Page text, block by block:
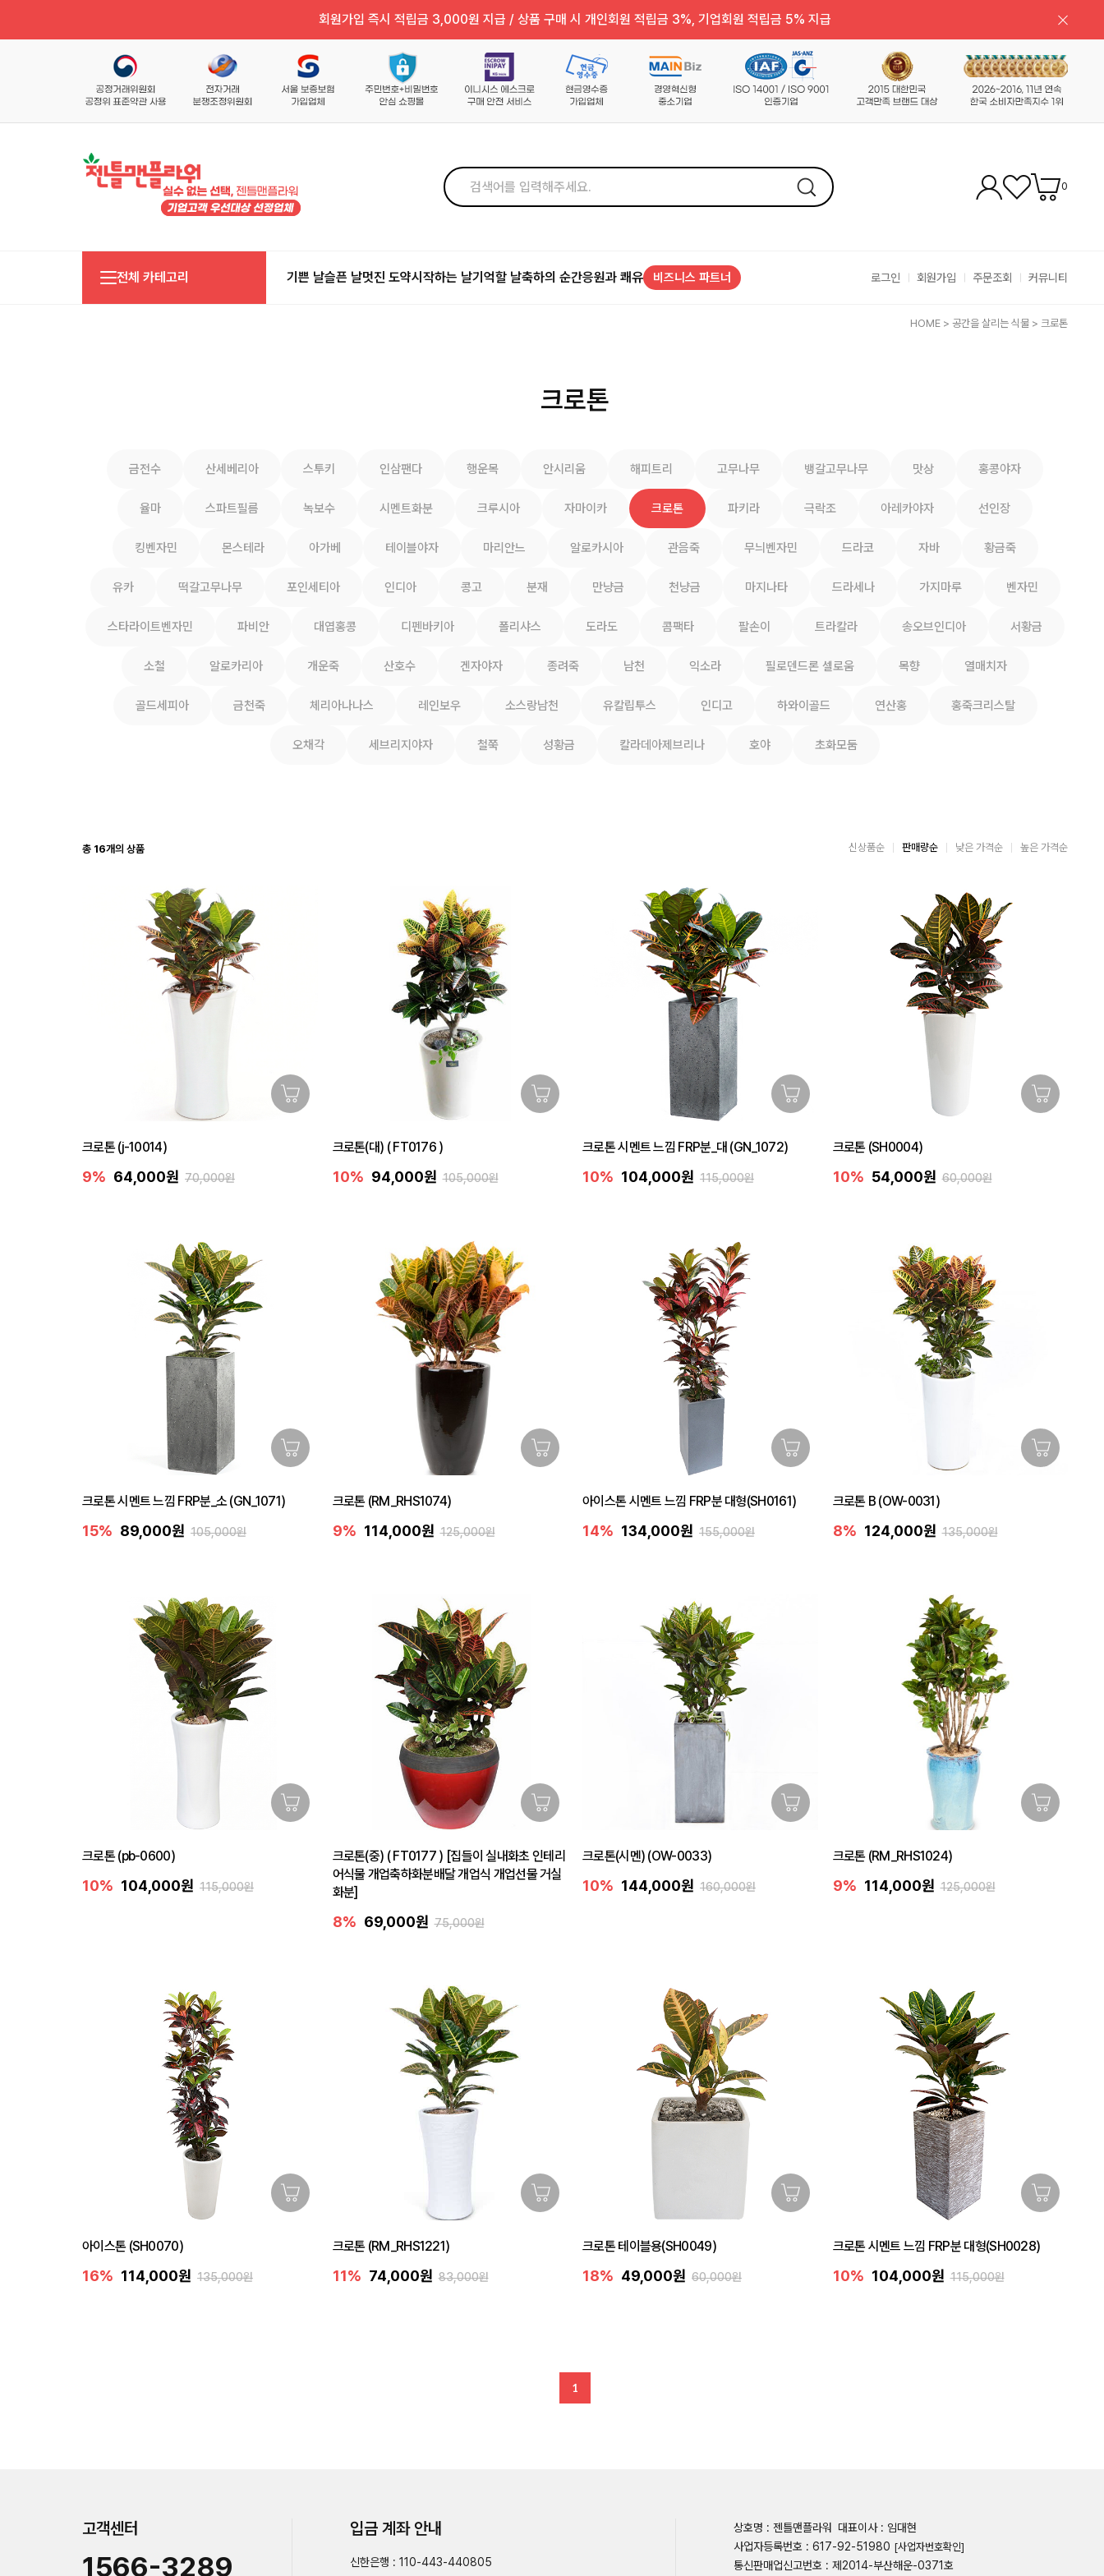
회원가입 즉시 적립금 3,000원 지급 / 상품 구매 시 개인회원 적립금 3%, 기업회원 적립금 5% 지급
0
전체 카테고리 기쁜 날슬픈 날멋진 도약시작하는 날기억할 날축하의 순간응원과 쾌유 비즈니스 파트너 로그인 회원가입 주문조회 커뮤니티
HOME > 공간을 살리는 식물 > 크로톤
크로톤
금전수 산세베리아 스투키 인삼팬다 행운목 안시리움 해피트리 고무나무 뱅갈고무나무 맛상 홍콩야자
율마 스파트필름 녹보수 시멘트화분 크루시아 자마이카 크로톤 파키라 극락조 아레카야자 선인장
킹벤자민 몬스테라 아가베 테이블야자 마리안느 알로카시아 관음죽 무늬벤자민 드라코 자바 황금죽
유카 떡갈고무나무 포인세티아 인디아 콩고 분재 만냥금 천냥금 마지나타 드라세나 가지마루 벤자민
스타라이트벤자민 파비안 대엽홍콩 디펜바키아 폴리샤스 도라도 콤팩타 팔손이 트라칼라 송오브인디아 서황금
소철 알로카리아 개운죽 산호수 겐자야자 종려죽 남천 익소라 필로덴드론 셀로움 목향 열매치자
골드세피아 금천죽 체리아나나스 레인보우 소스랑남천 유칼립투스 인디고 하와이골드 연산홍 홍죽크리스탈
오채각 세브리지야자 철쭉 성황금 칼라데아제브리나 호야 초화모둠
총 16개의 상품 신상품순 판매량순 낮은 가격순 높은 가격순
크로톤 (j-10014)
9% 64,000원 70,000원
크로톤(대) ( FT0176 )
10% 94,000원 105,000원
크로톤 시멘트 느낌 FRP분_대 (GN_1072)
10% 104,000원 115,000원
크로톤 (SH0004)
10% 54,000원 60,000원
크로톤 시멘트 느낌 FRP분_소 (GN_1071)
15% 89,000원 105,000원
크로톤 (RM_RHS1074)
9% 114,000원 125,000원
아이스톤 시멘트 느낌 FRP분 대형(SH0161)
14% 134,000원 155,000원
크로톤 B (OW-0031)
8% 124,000원 135,000원
크로톤 (pb-0600)
10% 104,000원 115,000원
크로톤(중) ( FT0177 ) [집들이 실내화초 인테리
어식물 개업축하화분배달 개업식 개업선물 거실
화분]
8% 69,000원 75,000원
크로톤(시멘) (OW-0033)
10% 144,000원 160,000원
크로톤 (RM_RHS1024)
9% 114,000원 125,000원
아이스톤 (SH0070)
16% 114,000원 135,000원
크로톤 (RM_RHS1221)
11% 74,000원 83,000원
크로톤 테이블용(SH0049)
18% 49,000원 60,000원
크로톤 시멘트 느낌 FRP분 대형(SH0028)
10% 104,000원 115,000원
1
고객센터
1566-3289
입금 계좌 안내
신한은행 : 110-443-440805
상호명 : 젠틀맨플라워
대표이사 : 임대현
사업자등록번호 : 617-92-51980 [사업자번호확인]
통신판매업신고번호 : 제2014-부산해운-0371호